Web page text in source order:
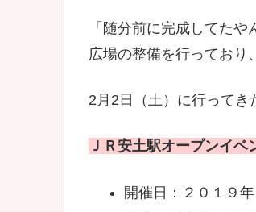
「随分前に完成してた
広場の整備を行っており
2月2日（土）に行ってき
ＪＲ安土駅オープンイベ
開催日：２０１９年